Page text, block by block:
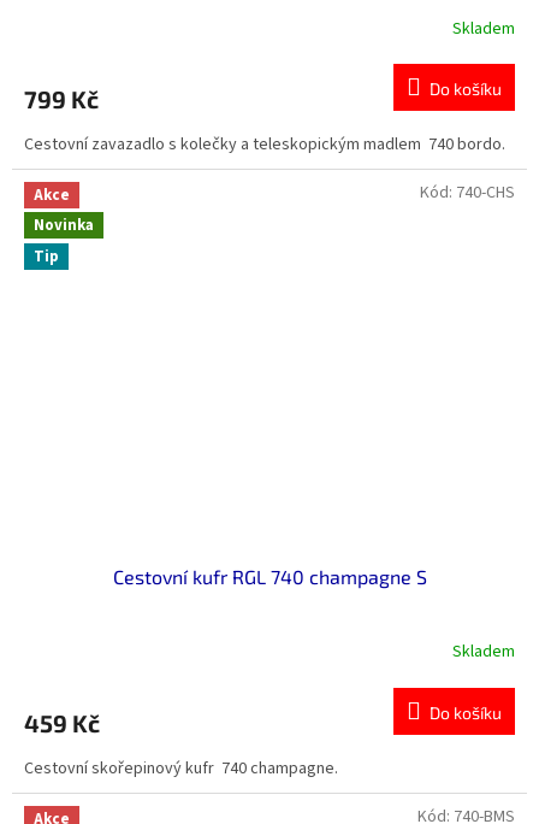
Skladem
799 Kč Do košíku
Cestovní zavazadlo s kolečky a teleskopickým madlem 740 bordo.
Akce
Novinka
Tip
Cestovní kufr RGL 740 champagne S
Skladem
459 Kč Do košíku
Cestovní skořepinový kufr 740 champagne.
Kód: 740-CHS
Akce
Kód: 740-BMS